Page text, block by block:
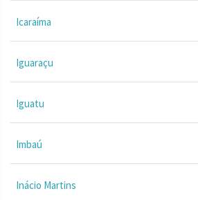
Icaraíma
Iguaraçu
Iguatu
Imbaú
Inácio Martins